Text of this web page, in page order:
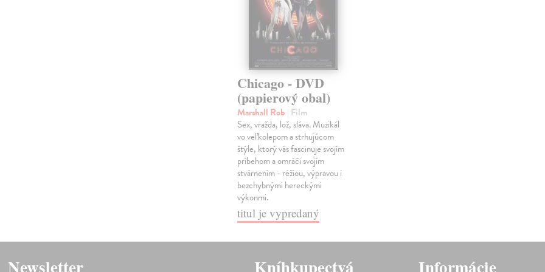
Chicago - DVD
(papierový obal)
Marshall Rob | Film
Sex, vražda, lož, sláva. Muzikál
vo veľkolepom a strhujúcom
štýle, ktorý vás fascinuje svojím
príbehom a omráči svojím
stvárnením - réžiou, výpravou i
bezchybnými hereckými
výkonmi.
titul je vypredaný
Newsletter Kníhkupectvá Informácie